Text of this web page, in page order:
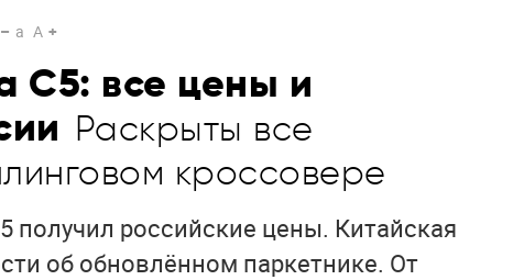
a A
C5: все цены и
Раскрыты все
кроссовере
получил российские цены. Китайская
об обновлённом паркетнике. От